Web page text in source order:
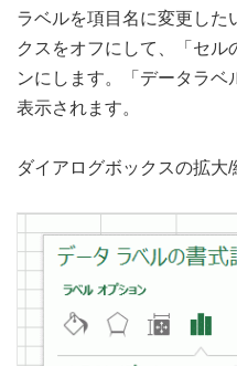
ラベルを項目名に変更した
クスをオフにして、「セル
ンにします。「データラ
表示されます。
ダイアログボックスの拡大